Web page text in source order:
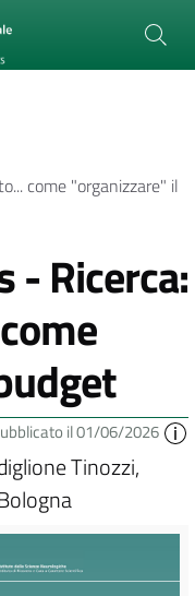
come "organizzare" il
- Ricerca:
il 01/06/2026
Tinozzi,